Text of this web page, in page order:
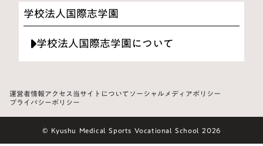
学校法人国際志学園
学校法人国際志学園について
運営者情報アクセス当サイトについてソーシャルメディアポリシー
プライバシーポリシー
© Kyushu Medical Sports Vocational School 2026